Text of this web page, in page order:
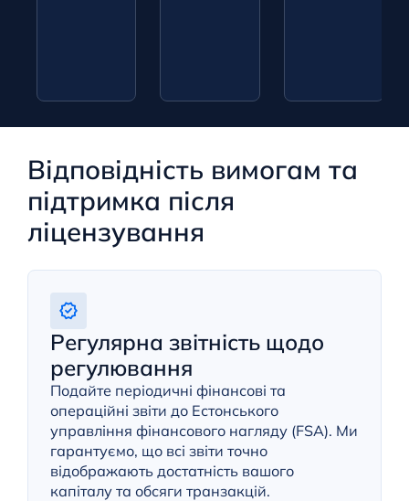
Відповідність вимогам та
підтримка після
ліцензування
Регулярна звітність щодо
регулювання
Подайте періодичні фінансові та
операційні звіти до Естонського
управління фінансового нагляду (FSA). Ми
гарантуємо, що всі звіти точно
відображають достатність вашого
капіталу та обсяги транзакцій.